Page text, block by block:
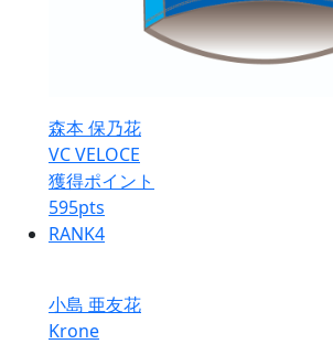
森本 保乃花
VC VELOCE
獲得ポイント
595pts
RANK4
小島 亜友花
Krone